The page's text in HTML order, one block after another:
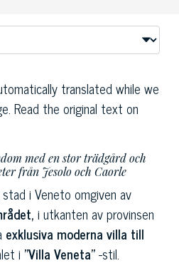
translated while we
Read the original text on
med en stor trädgård och
från Jesolo och Caorle
i Veneto omgiven av
i utkanten av provinsen
exklusiva moderna villa till
i "Villa Veneta"-stil.